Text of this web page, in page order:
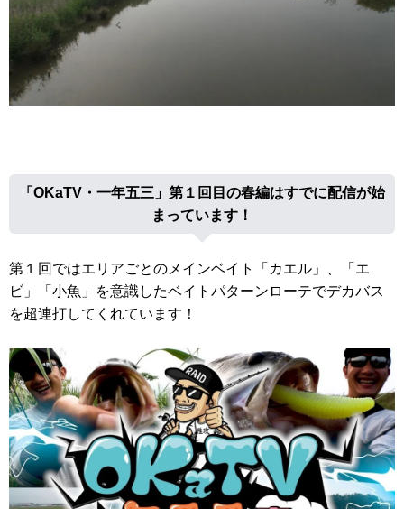
「OKaTV・一年五三」第１回目の春編はすでに配信が始
まっています！
第１回ではエリアごとのメインベイト「カエル」、「エ
ビ」「小魚」を意識したベイトパターンローテでデカバス
を超連打してくれています！